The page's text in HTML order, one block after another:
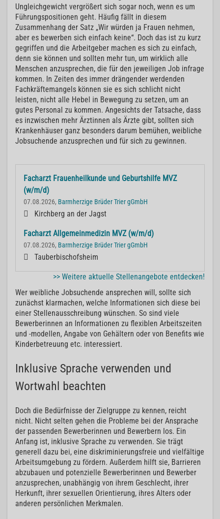
Ungleichgewicht vergrößert sich sogar noch, wenn es um
Führungspositionen geht. Häufig fällt in diesem
Zusammenhang der Satz „Wir würden ja Frauen nehmen,
aber es bewerben sich einfach keine“. Doch das ist zu kurz
gegriffen und die Arbeitgeber machen es sich zu einfach,
denn sie können und sollten mehr tun, um wirklich alle
Menschen anzusprechen, die für den jeweiligen Job infrage
kommen. In Zeiten des immer drängender werdenden
Fachkräftemangels können sie es sich schlicht nicht
leisten, nicht alle Hebel in Bewegung zu setzen, um an
gutes Personal zu kommen. Angesichts der Tatsache, dass
es inzwischen mehr Ärztinnen als Ärzte gibt, sollten sich
Krankenhäuser ganz besonders darum bemühen, weibliche
Jobsuchende anzusprechen und für sich zu gewinnen.
Facharzt Frauenheilkunde und Geburtshilfe MVZ
(w/m/d)
07.08.2026, Barmherzige Brüder Trier gGmbH
Kirchberg an der Jagst
Facharzt Allgemeinmedizin MVZ (w/m/d)
07.08.2026, Barmherzige Brüder Trier gGmbH
Tauberbischofsheim
>> Weitere aktuelle Stellenangebote entdecken!
Wer weibliche Jobsuchende ansprechen will, sollte sich
zunächst klarmachen, welche Informationen sich diese bei
einer Stellenausschreibung wünschen. So sind viele
Bewerberinnen an Informationen zu flexiblen Arbeitszeiten
und -modellen, Angabe von Gehältern oder von Benefits wie
Kinderbetreuung etc. interessiert.
Inklusive Sprache verwenden und
Wortwahl beachten
Doch die Bedürfnisse der Zielgruppe zu kennen, reicht
nicht. Nicht selten gehen die Probleme bei der Ansprache
der passenden Bewerberinnen und Bewerbern los. Ein
Anfang ist, inklusive Sprache zu verwenden. Sie trägt
generell dazu bei, eine diskriminierungsfreie und vielfältige
Arbeitsumgebung zu fördern. Außerdem hilft sie, Barrieren
abzubauen und potenzielle Bewerberinnen und Bewerber
anzusprechen, unabhängig von ihrem Geschlecht, ihrer
Herkunft, ihrer sexuellen Orientierung, ihres Alters oder
anderen persönlichen Merkmalen.